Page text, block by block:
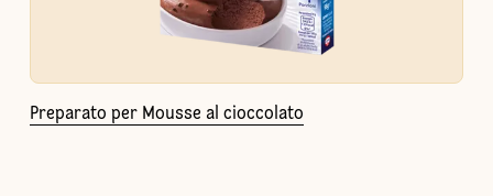
Preparato per Mousse al cioccolato